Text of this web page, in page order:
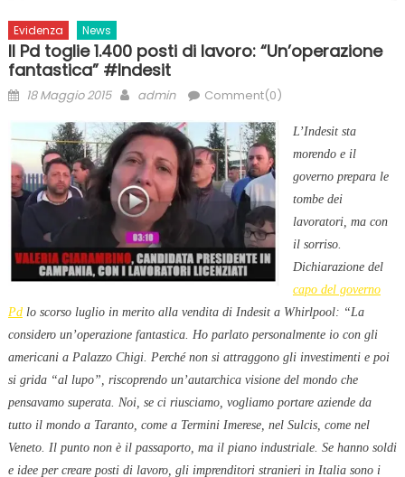
Evidenza News
Il Pd toglie 1.400 posti di lavoro: “Un’operazione
fantastica” #Indesit
Posted
18 Maggio 2015 Author
admin Comment(0)
L’Indesit sta
morendo e il
governo prepara le
tombe dei
lavoratori, ma con
il sorriso.
Dichiarazione del
capo del governo
Pdlo scorso luglio in merito alla vendita di Indesit a Whirlpool: “La
considero un’operazione fantastica. Ho parlato personalmente io con gli
americani a Palazzo Chigi. Perché non si attraggono gli investimenti e poi
si grida “al lupo”, riscoprendo un’autarchica visione del mondo che
pensavamo superata. Noi, se ci riusciamo, vogliamo portare aziende da
tutto il mondo a Taranto, come a Termini Imerese, nel Sulcis, come nel
Veneto. Il punto non è il passaporto, ma il piano industriale. Se hanno soldi
e idee per creare posti di lavoro, gli imprenditori stranieri in Italia sono i